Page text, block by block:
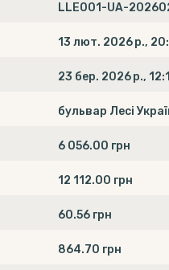
LLE001-UA-
13 лют. 2026 р.,
23 бер. 2026 р.,
бульвар Лесі
6 056.00 грн
12 112.00 грн
60.56 грн
864.70 грн